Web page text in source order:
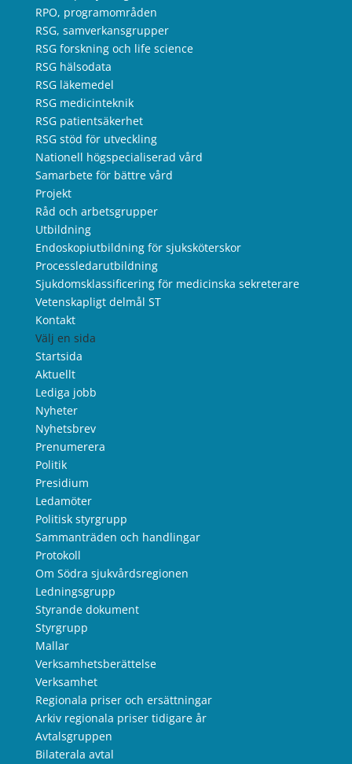
RPO, programområden
RSG, samverkansgrupper
RSG forskning och life science
RSG hälsodata
RSG läkemedel
RSG medicinteknik
RSG patientsäkerhet
RSG stöd för utveckling
Nationell högspecialiserad vård
Samarbete för bättre vård
Projekt
Råd och arbetsgrupper
Utbildning
Endoskopiutbildning för sjuksköterskor
Processledarutbildning
Sjukdomsklassificering för medicinska sekreterare
Vetenskapligt delmål ST
Kontakt
Välj en sida
Startsida
Aktuellt
Lediga jobb
Nyheter
Nyhetsbrev
Prenumerera
Politik
Presidium
Ledamöter
Politisk styrgrupp
Sammanträden och handlingar
Protokoll
Om Södra sjukvårdsregionen
Ledningsgrupp
Styrande dokument
Styrgrupp
Mallar
Verksamhetsberättelse
Verksamhet
Regionala priser och ersättningar
Arkiv regionala priser tidigare år
Avtalsgruppen
Bilaterala avtal